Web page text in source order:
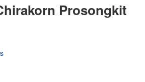
Prosongkit